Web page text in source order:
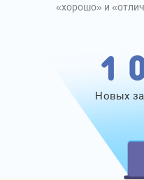
«хорошо» и
1
Новых